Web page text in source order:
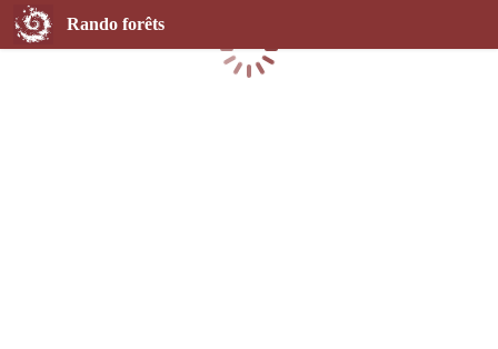
Rando forêts
Chargement